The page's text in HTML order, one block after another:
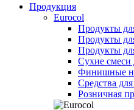
Продукция
Eurocol
Продукты
Продукты
Продукты
Сухие смеси
Финишные
Средства
Розничная